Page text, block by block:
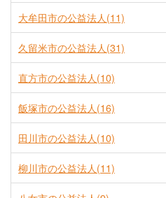
大牟田市の公益法人(11)
久留米市の公益法人(31)
直方市の公益法人(10)
飯塚市の公益法人(16)
田川市の公益法人(10)
柳川市の公益法人(11)